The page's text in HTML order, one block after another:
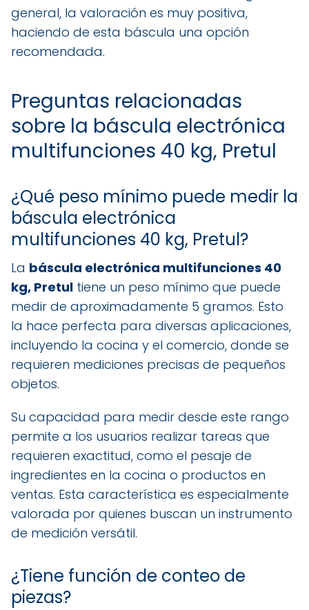
general, la valoración es muy positiva,
haciendo de esta báscula una opción
recomendada.
Preguntas relacionadas
sobre la báscula electrónica
multifunciones 40 kg, Pretul
¿Qué peso mínimo puede medir la
báscula electrónica
multifunciones 40 kg, Pretul?
La báscula electrónica multifunciones 40
kg, Pretul tiene un peso mínimo que puede
medir de aproximadamente 5 gramos. Esto
la hace perfecta para diversas aplicaciones,
incluyendo la cocina y el comercio, donde se
requieren mediciones precisas de pequeños
objetos.
Su capacidad para medir desde este rango
permite a los usuarios realizar tareas que
requieren exactitud, como el pesaje de
ingredientes en la cocina o productos en
ventas. Esta característica es especialmente
valorada por quienes buscan un instrumento
de medición versátil.
¿Tiene función de conteo de
piezas?